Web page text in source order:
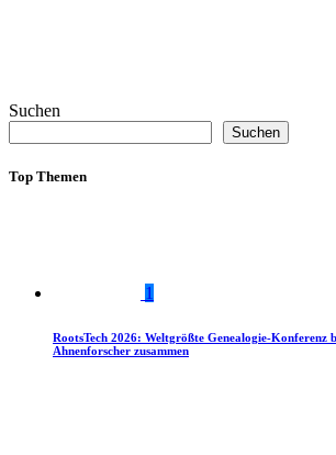
Suchen
Suchen
Top Themen
1
RootsTech 2026: Weltgrößte Genealogie-Konferenz
Ahnenforscher zusammen